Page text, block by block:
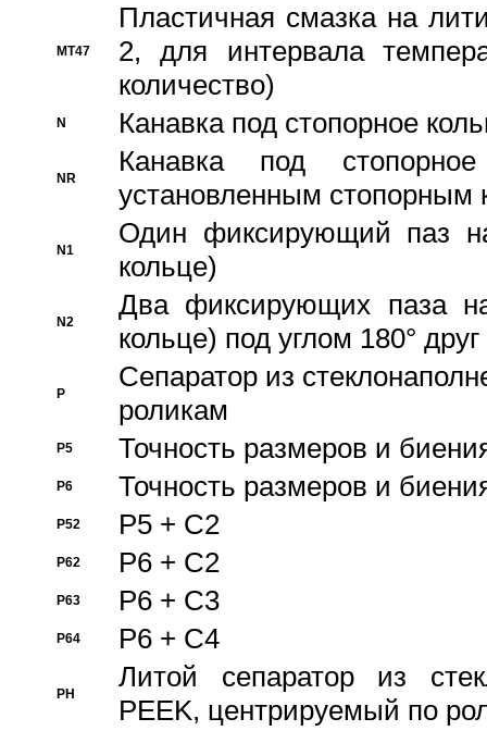
MT47
Пластичная смазка на
2, для интервала
количество)
N Канавка под стопорное
NR
Канавка под
установленным стопорным
N1
Один фиксирующий паз
кольце)
N2
Два фиксирующих паза
кольце) под углом 180° друг
P
Cепаратор из
роликам
P5 Точность размеров и
P6 Точность размеров и
P52 P5 + C2
P62 P6 + C2
P63 P6 + C3
P64 P6 + C4
PH
Литой сепаратор из
PEEK, центрируемый по